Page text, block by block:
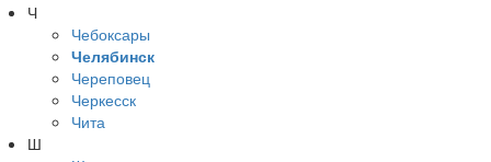
Ч
Чебоксары
Челябинск
Череповец
Черкесск
Чита
Ш